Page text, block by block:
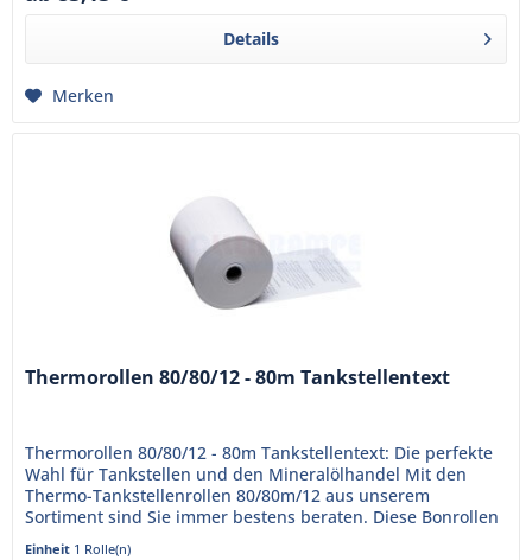
Details
Merken
Thermorollen 80/80/12 - 80m Tankstellentext
Thermorollen 80/80/12 - 80m Tankstellentext: Die perfekte
Wahl für Tankstellen und den Mineralölhandel Mit den
Thermo-Tankstellenrollen 80/80m/12 aus unserem
Sortiment sind Sie immer bestens beraten. Diese Bonrollen
sind bereits mit...
Einheit 1 Rolle(n)